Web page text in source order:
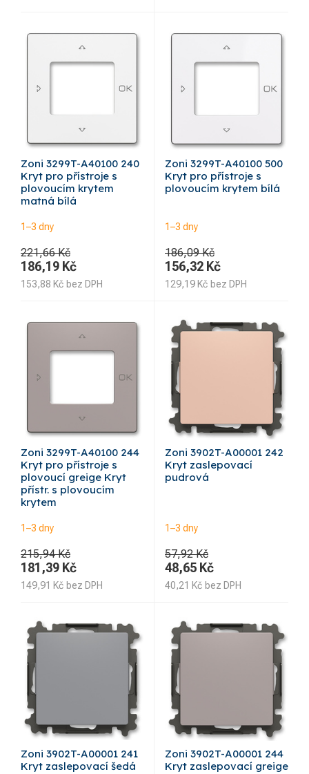
Zoni 3299T-A40100 240
Kryt pro přístroje s
plovoucím krytem
matná bílá
1–3 dny
221,66 Kč
186,19 Kč
153,88 Kč bez DPH
Zoni 3299T-A40100 500
Kryt pro přístroje s
plovoucím krytem bílá
1–3 dny
186,09 Kč
156,32 Kč
129,19 Kč bez DPH
Zoni 3299T-A40100 244
Kryt pro přístroje s
plovoucí greige Kryt
přístr. s plovoucím
krytem
1–3 dny
215,94 Kč
181,39 Kč
149,91 Kč bez DPH
Zoni 3902T-A00001 242
Kryt zaslepovací
pudrová
1–3 dny
57,92 Kč
48,65 Kč
40,21 Kč bez DPH
Zoni 3902T-A00001 241
Kryt zaslepovací šedá
Zoni 3902T-A00001 244
Kryt zaslepovací greige